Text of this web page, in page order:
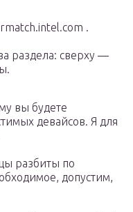
.
раздела: сверху —
вы будете
девайсов. Я для
разбиты по
допустим,